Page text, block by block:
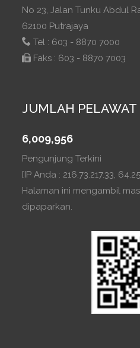
No 23, Jalan Tunku Abdul
62100 Putrajaya
Tel : 603 - 8870 7000
Faks : 603 - 8870 7003
JUMLAH PELAWAT
6,009,956
Pengunjung Terkini
[IP Anda : 216.73.217.33,
Halaman ini mengambil
dipaparkan.